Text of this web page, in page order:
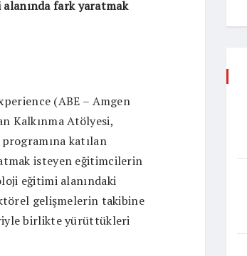
fark yaratmak
(ABE – Amgen
Kalkınma Atölyesi,
katılan
isteyen eğitimcilerin
eğitimi alanındaki
gelişmelerin takibine
birlikte yürüttükleri